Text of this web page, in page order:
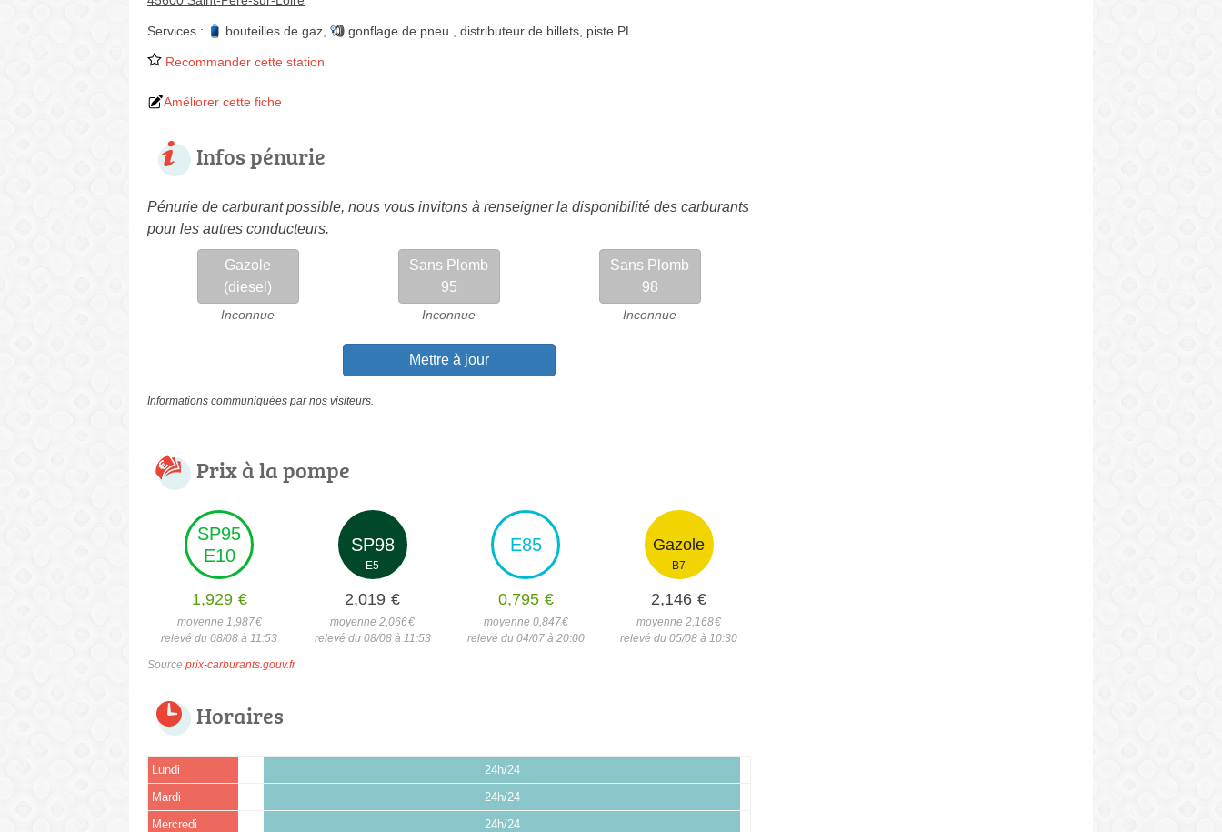
Services : bouteilles de gaz gonflage de pneu distributeur de billets piste PL
Recommander cette station
Améliorer cette fiche
Infos pénurie
Pénurie de carburant possible, nous vous invitons à renseigner la disponibilité des carburants
pour les autres conducteurs.
Gazole
(diesel)
Inconnue
Sans Plomb
95
Inconnue
Sans Plomb
98
Inconnue
Mettre à jour
Informations communiquées par nos visiteurs.
Prix à la pompe
SP95
E10
1,929 €
moyenne 1,987€
relevé du 08/08 à 11:53
SP98
E5
2,019 €
moyenne 2,066€
relevé du 08/08 à 11:53
E85
0,795 €
moyenne 0,847€
relevé du 04/07 à 20:00
Gazole
B7
2,146 €
moyenne 2,168€
relevé du 05/08 à 10:30
Source prix-carburants.gouv.fr
Horaires
Lundi 24h/24
Mardi 24h/24
Mercredi 24h/24